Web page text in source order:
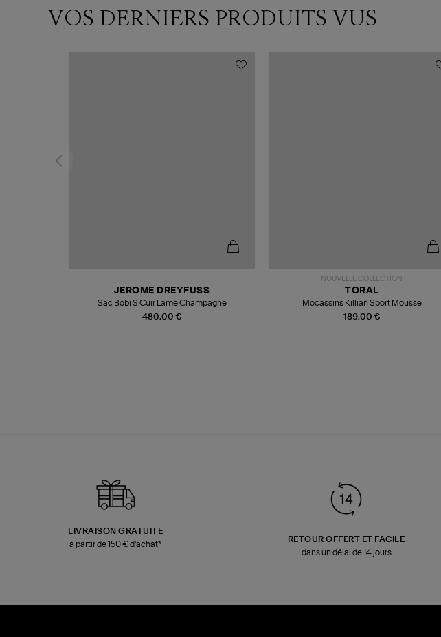
VOS DERNIERS PRODUITS VUS
480,00 €
JEROME DREYFUSS
Sac Bobi S Cuir Lamé Champagne
NOUVELLE COLLECTION
189,00 €
TORAL
Mocassins Killian Sport Mousse
LIVRAISON GRATUITE
à partir de 150 € d'achat*
RETOUR OFFERT ET FACILE
dans un délai de 14 jours